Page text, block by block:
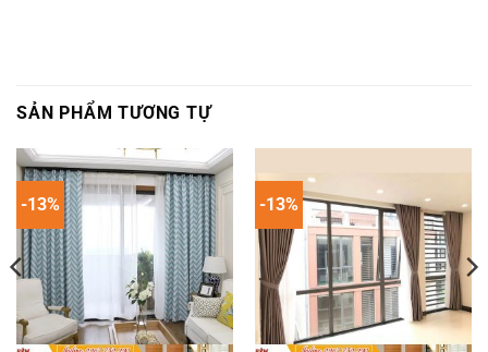
SẢN PHẨM TƯƠNG TỰ
-13% -13%